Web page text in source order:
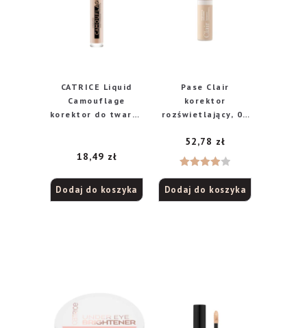
CATRICE Liquid
Camouflage
korektor do twarzy
18,49 zł
Dodaj do koszyka
Pase Clair
korektor
rozświetlający, 02
4.00na
52,78 zł
Dodaj do koszyka